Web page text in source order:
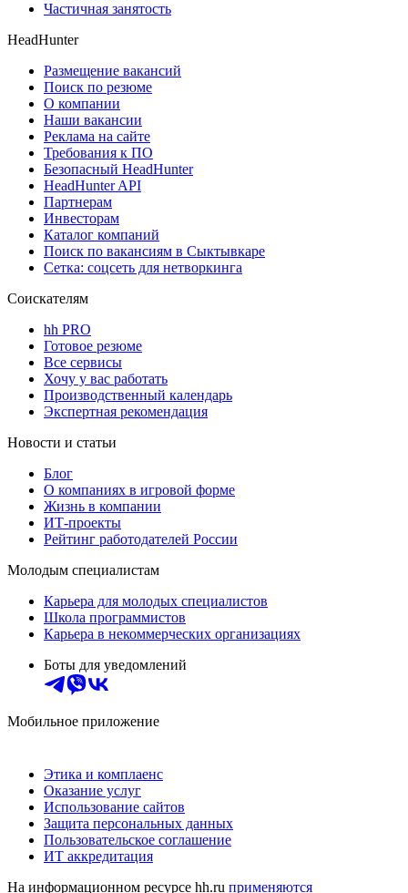
Частичная занятость
HeadHunter
Размещение вакансий
Поиск по резюме
О компании
Наши вакансии
Реклама на сайте
Требования к ПО
Безопасный HeadHunter
HeadHunter API
Партнерам
Инвесторам
Каталог компаний
Поиск по вакансиям в Сыктывкаре
Сетка: соцсеть для нетворкинга
Соискателям
hh PRO
Готовое резюме
Все сервисы
Хочу у вас работать
Производственный календарь
Экспертная рекомендация
Новости и статьи
Блог
О компаниях в игровой форме
Жизнь в компании
ИТ-проекты
Рейтинг работодателей России
Молодым специалистам
Карьера для молодых специалистов
Школа программистов
Карьера в некоммерческих организациях
Боты для уведомлений
Мобильное приложение
Этика и комплаенс
Оказание услуг
Использование сайтов
Защита персональных данных
Пользовательское соглашение
ИТ аккредитация
На информационном ресурсе hh.ru применяются